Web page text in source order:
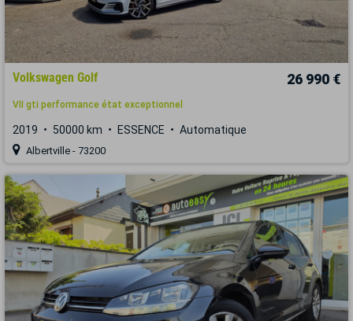
Volkswagen Golf 26 990 €
VII gti performance état exceptionnel
2019 50000 km ESSENCE Automatique
Albertville - 73200